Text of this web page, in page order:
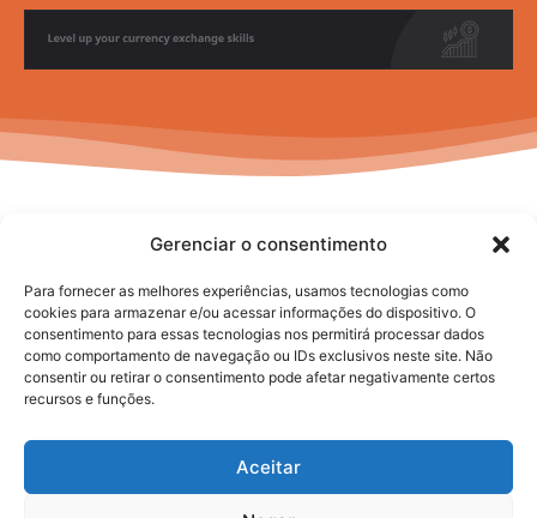
Gerenciar o consentimento
Para fornecer as melhores experiências, usamos tecnologias como
cookies para armazenar e/ou acessar informações do dispositivo. O
consentimento para essas tecnologias nos permitirá processar dados
como comportamento de navegação ou IDs exclusivos neste site. Não
consentir ou retirar o consentimento pode afetar negativamente certos
recursos e funções.
Aceitar
No posts to display